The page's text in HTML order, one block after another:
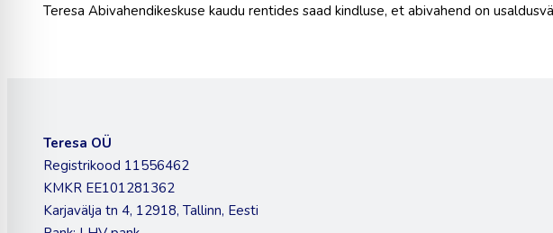
Teresa Abivahendikeskuse kaudu rentides saad kindluse, et abivahend on
Teresa OÜ
Registrikood 11556462
KMKR EE101281362
Karjavälja tn 4, 12918, Tallinn, Eesti